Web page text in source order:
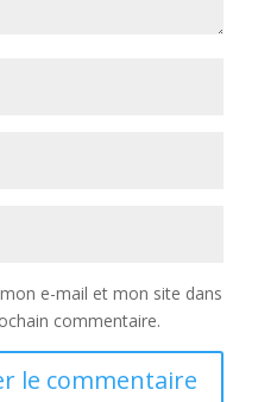
e-mail et mon site dans
commentaire.